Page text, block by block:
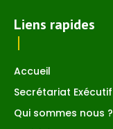
Liens rapides
Accueil
Secrétariat Exécutif
Qui sommes nous ?